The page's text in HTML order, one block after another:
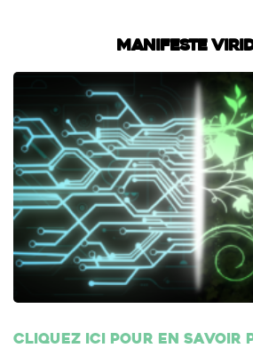
Manifeste
Cliquez ici pour en savoir